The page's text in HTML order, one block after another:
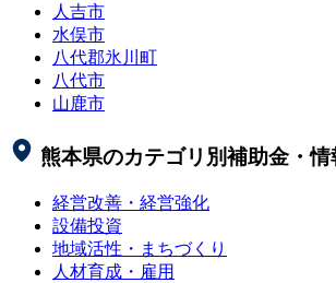
人吉市
水俣市
八代郡氷川町
八代市
山鹿市
熊本県のカテゴリ別補助金・情
経営改善・経営強化
設備投資
地域活性・まちづくり
人材育成・雇用